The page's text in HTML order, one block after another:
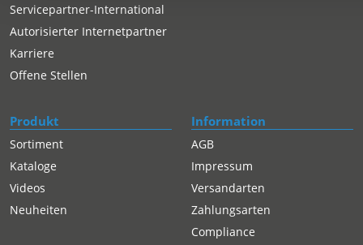
Servicepartner-International
Autorisierter Internetpartner
Karriere
Offene Stellen
Produkt
Sortiment
Kataloge
Videos
Neuheiten
Information
AGB
Impressum
Versandarten
Zahlungsarten
Compliance